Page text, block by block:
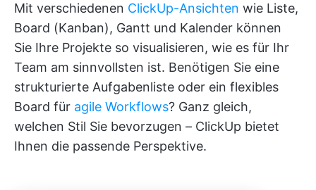
Mit verschiedenen ClickUp-Ansichten wie Liste,
Board (Kanban), Gantt und Kalender können
Sie Ihre Projekte so visualisieren, wie es für Ihr
Team am sinnvollsten ist. Benötigen Sie eine
strukturierte Aufgabenliste oder ein flexibles
Board für agile Workflows? Ganz gleich,
welchen Stil Sie bevorzugen – ClickUp bietet
Ihnen die passende Perspektive.